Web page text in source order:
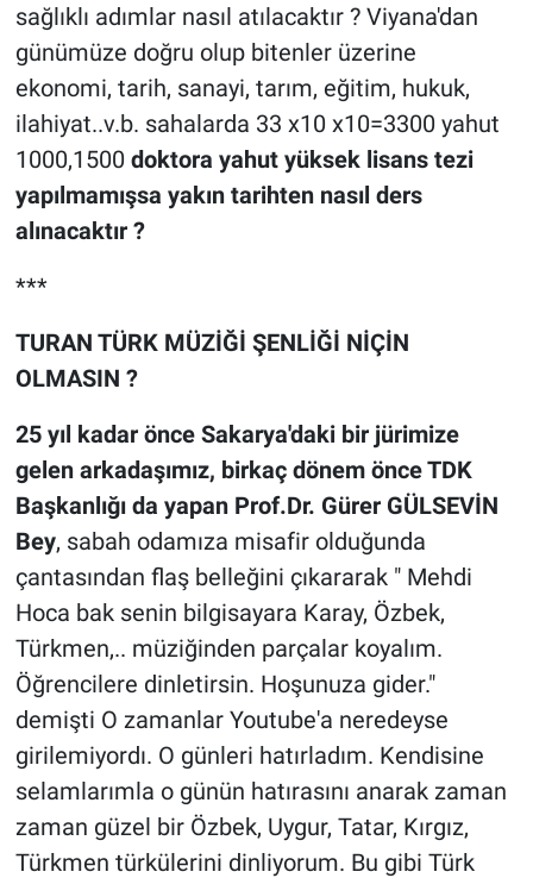
sağlıklı adımlar nasıl atılacaktır ? Viyana'dan
günümüze doğru olup bitenler üzerine
ekonomi, tarih, sanayi, tarım, eğitim, hukuk,
ilahiyat..v.b. sahalarda 33 x10 x10=3300 yahut
1000,1500 doktora yahut yüksek lisans tezi
yapılmamışsa yakın tarihten nasıl ders
alınacaktır ?
***
TURAN TÜRK MÜZİĞİ ŞENLİĞİ NİÇİN
OLMASIN ?
25 yıl kadar önce Sakarya'daki bir jürimize
gelen arkadaşımız, birkaç dönem önce TDK
Başkanlığı da yapan Prof.Dr. Gürer GÜLSEVİN
Bey, sabah odamıza misafir olduğunda
çantasından flaş belleğini çıkararak " Mehdi
Hoca bak senin bilgisayara Karay, Özbek,
Türkmen,.. müziğinden parçalar koyalım.
Öğrencilere dinletirsin. Hoşunuza gider."
demişti O zamanlar Youtube'a neredeyse
girilemiyordı. O günleri hatırladım. Kendisine
selamlarımla o günün hatırasını anarak zaman
zaman güzel bir Özbek, Uygur, Tatar, Kırgız,
Türkmen türkülerini dinliyorum. Bu gibi Türk